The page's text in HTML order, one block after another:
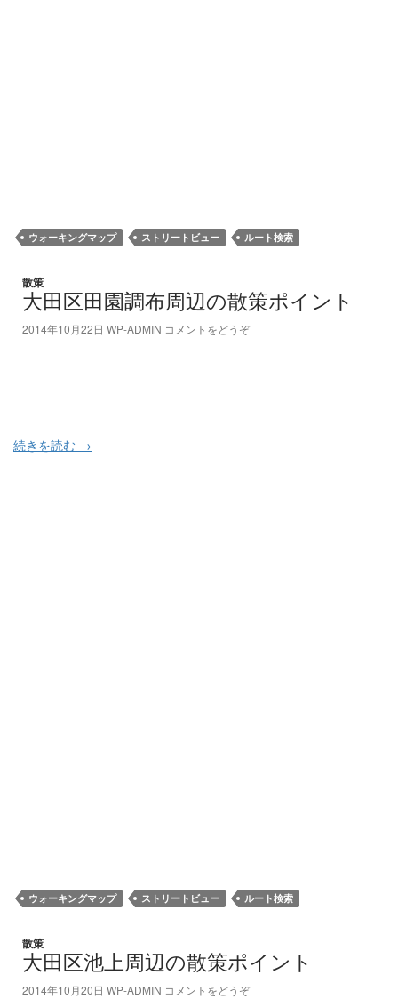
ウォーキングマップ ストリートビュー ルート検索
散策
大田区田園調布周辺の散策ポイント
2014年10月22日 WP-ADMIN コメントをどうぞ
続きを読む →
ウォーキングマップ ストリートビュー ルート検索
散策
大田区池上周辺の散策ポイント
2014年10月20日 WP-ADMIN コメントをどうぞ